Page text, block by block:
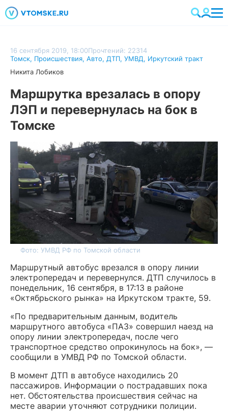
16 сентября 2019, 18:00Прочтений: 22314
Томск, Происшествия, Авто, ДТП, УМВД, Иркутский тракт
Никита Лобиков
Маршрутка врезалась в опору
ЛЭП и перевернулась на бок в
Томске
Фото: УМВД РФ по Томской области
Маршрутный автобус врезался в опору линии
электропередач и перевернулся. ДТП случилось в
понедельник, 16 сентября, в 17:13 в районе
«Октябрьского рынка» на Иркутском тракте, 59.
«По предварительным данным, водитель
маршрутного автобуса «ПАЗ» совершил наезд на
опору линии электропередач, после чего
транспортное средство опрокинулось на бок», —
сообщили в УМВД РФ по Томской области.
В момент ДТП в автобусе находились 20
пассажиров. Информации о пострадавших пока
нет. Обстоятельства происшествия сейчас на
месте аварии уточняют сотрудники полиции.